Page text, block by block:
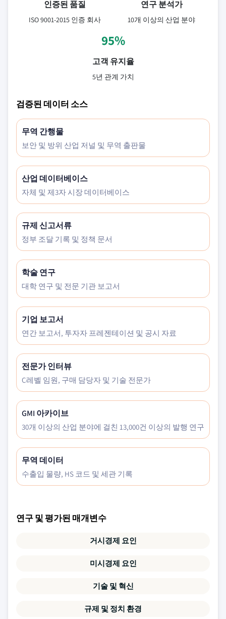
인증된 품질
ISO 9001-2015 인증 회사
연구 분석가
10개 이상의 산업 분야
95%
고객 유지율
5년 관계 가치
검증된 데이터 소스
무역 간행물
보안 및 방위 산업 저널 및 무역 출판물
산업 데이터베이스
자체 및 제3자 시장 데이터베이스
규제 신고서류
정부 조달 기록 및 정책 문서
학술 연구
대학 연구 및 전문 기관 보고서
기업 보고서
연간 보고서, 투자자 프레젠테이션 및 공시 자료
전문가 인터뷰
C레벨 임원, 구매 담당자 및 기술 전문가
GMI 아카이브
30개 이상의 산업 분야에 걸친 13,000건 이상의 발행 연구
무역 데이터
수출입 물량, HS 코드 및 세관 기록
연구 및 평가된 매개변수
거시경제 요인
미시경제 요인
기술 및 혁신
규제 및 정치 환경